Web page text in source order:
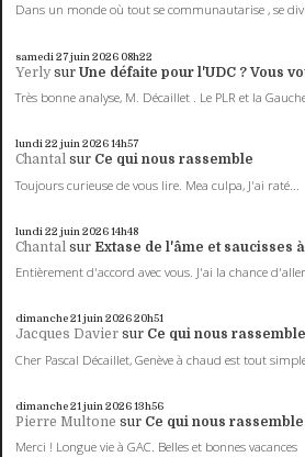
Dans un monde où tout se communautarise , se
samedi 27juin 2026 08h22
Yerly surUne défaite pour l'UDC ? Vous
Très bonne analyse, M. Décaillet . Le PLR et la
lundi 22 juin 202614h57
Chantal sur Ce qui nous rassemble
Toujours curieuse de vous lire. Mea culpa, J'ai raté...
lundi 22 juin 202614h48
Chantal sur Extase de l'âme et saucisses
Entièrement d'accord avec vous. J'ai la chance
dimanche 21juin 202620h51
Jacques Davier sur Ce qui nous rassemble
Cher Pascal Décaillet, Genève à chaud est tout
dimanche 21 juin 202613h56
Pierre Multone sur Ce qui nous rassemble
Merci ! Longue vie à GAC. Belles et bonnes vacances